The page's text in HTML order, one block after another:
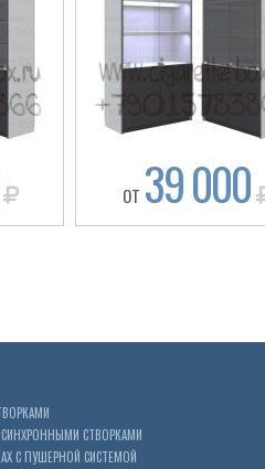
ОТ 39 000
СТВОРКАМИ
С ПУШЕРНОЙ СИСТЕМОЙ